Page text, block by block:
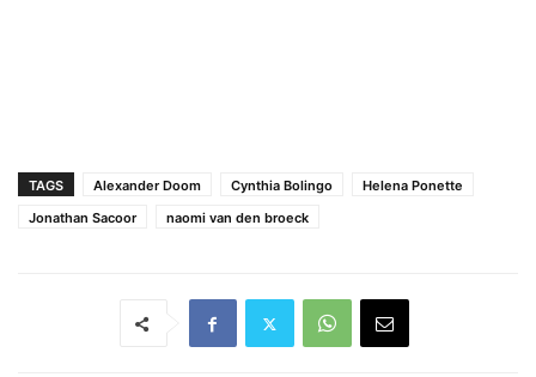
TAGS Alexander Doom Cynthia Bolingo
Helena Ponette
Jonathan Sacoor
naomi van den broeck